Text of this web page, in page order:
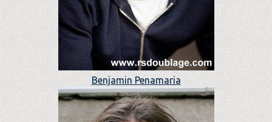
Benjamin Penamaria